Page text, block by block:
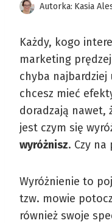
Autorka: Kasia
Każdy, kogo
marketing
chyba najbardziej
chcesz mieć
doradzają nawet,
jest czym się
wyróżnisz. Czy
Wyróżnienie to
tzw. mowie
również swoje